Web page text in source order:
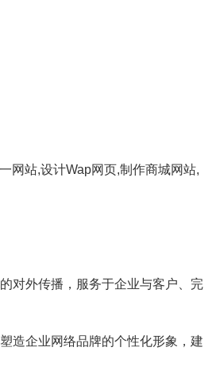
网站,设计Wap网页,制作商城网站,
对外传播，服务于企业与客户、完
造企业网络品牌的个性化形象，建